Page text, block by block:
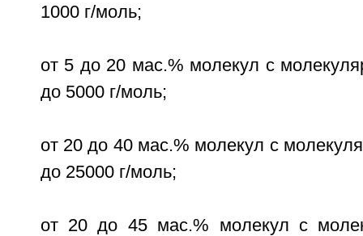
1000 г/моль;
от 5 до 20 мас.% молекул с
до 5000 г/моль;
от 20 до 40 мас.% молекул с
до 25000 г/моль;
от 20 до 45 мас.% молекул с